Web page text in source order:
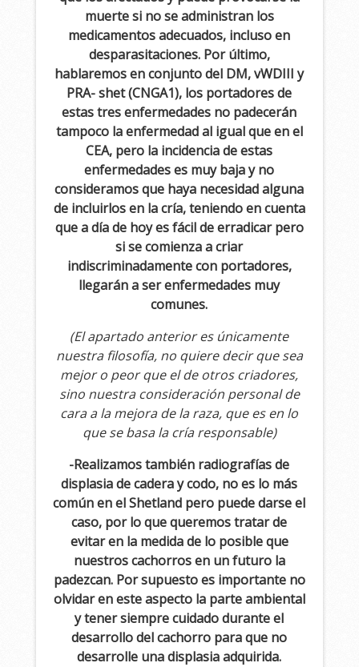
muerte si no se administran los
medicamentos adecuados, incluso en
desparasitaciones. Por último,
hablaremos en conjunto del DM, vWDIII y
PRA- shet (CNGA1), los portadores de
estas tres enfermedades no padecerán
tampoco la enfermedad al igual que en el
CEA, pero la incidencia de estas
enfermedades es muy baja y no
consideramos que haya necesidad alguna
de incluirlos en la cría, teniendo en cuenta
que a día de hoy es fácil de erradicar pero
si se comienza a criar
indiscriminadamente con portadores,
llegarán a ser enfermedades muy
comunes.
(El apartado anterior es únicamente
nuestra filosofía, no quiere decir que sea
mejor o peor que el de otros criadores,
sino nuestra consideración personal de
cara a la mejora de la raza, que es en lo
que se basa la cría responsable)
-Realizamos también radiografías de
displasia de cadera y codo, no es lo más
común en el Shetland pero puede darse el
caso, por lo que queremos tratar de
evitar en la medida de lo posible que
nuestros cachorros en un futuro la
padezcan. Por supuesto es importante no
olvidar en este aspecto la parte ambiental
y tener siempre cuidado durante el
desarrollo del cachorro para que no
desarrolle una displasia adquirida.